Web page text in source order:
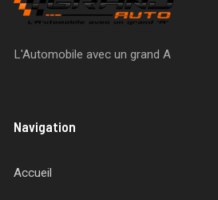
L'Automobile avec un grand A
Navigation
Accueil